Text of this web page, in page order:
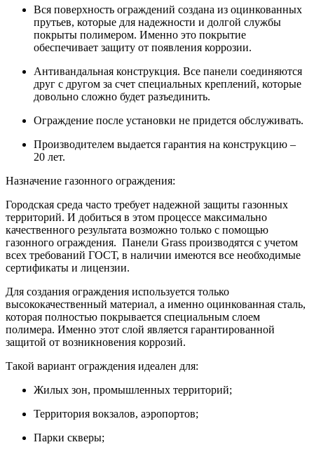
Вся поверхность ограждений создана из оцинкованных
прутьев, которые для надежности и долгой службы
покрыты полимером. Именно это покрытие
обеспечивает защиту от появления коррозии.
Антивандальная конструкция. Все панели соединяются
друг с другом за счет специальных креплений, которые
довольно сложно будет разъединить.
Ограждение после установки не придется обслуживать.
Производителем выдается гарантия на конструкцию –
20 лет.
Назначение газонного ограждения:
Городская среда часто требует надежной защиты газонных
территорий. И добиться в этом процессе максимально
качественного результата возможно только с помощью
газонного ограждения. Панели Grass производятся с учетом
всех требований ГОСТ, в наличии имеются все необходимые
сертификаты и лицензии.
Для создания ограждения используется только
высококачественный материал, а именно оцинкованная сталь,
которая полностью покрывается специальным слоем
полимера. Именно этот слой является гарантированной
защитой от возникновения коррозий.
Такой вариант ограждения идеален для:
Жилых зон, промышленных территорий;
Территория вокзалов, аэропортов;
Парки скверы;